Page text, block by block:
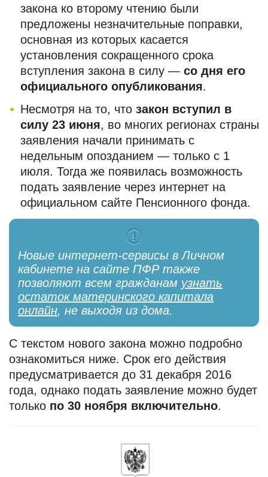
закона ко второму чтению были
предложены незначительные поправки,
основная из которых касается
установления сокращенного срока
вступления закона в силу — со дня его
официального опубликования.
Несмотря на то, что закон вступил в
силу 23 июня, во многих регионах страны
заявления начали принимать с
недельным опозданием — только с 1
июля. Тогда же появилась возможность
подать заявление через интернет на
официальном сайте Пенсионного фонда.
Новые интернет-сервисы в Личном
кабинете на сайте ПФР также
позволяют всем гражданам узнать
остаток материнского капитала
онлайн, не выходя из дома.
С текстом нового закона можно подробно
ознакомиться ниже. Срок его действия
предусматривается до 31 декабря 2016
года, однако подать заявление можно будет
только по 30 ноября включительно.